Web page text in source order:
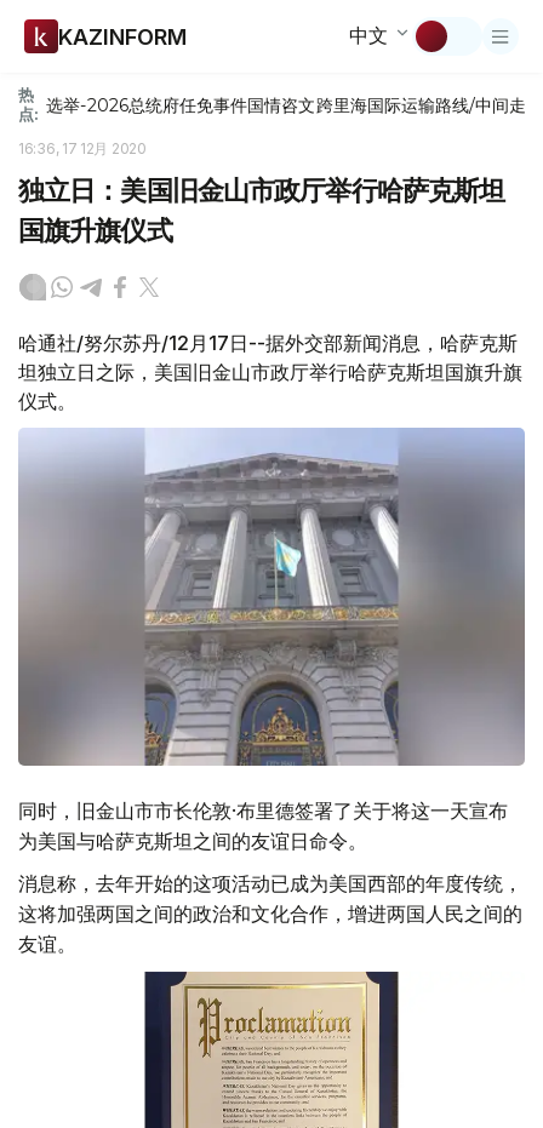
KAZINFORM 中文
热
点: 选举-2026总统府任免事件国情咨文跨里海国际运输路线/中间走廊
16:36, 17 12月 2020
独立日：美国旧金山市政厅举行哈萨克斯坦
国旗升旗仪式
哈通社/努尔苏丹/12月17日--据外交部新闻消息，哈萨克斯
坦独立日之际，美国旧金山市政厅举行哈萨克斯坦国旗升旗
仪式。
同时，旧金山市市长伦敦·布里德签署了关于将这一天宣布
为美国与哈萨克斯坦之间的友谊日命令。
消息称，去年开始的这项活动已成为美国西部的年度传统，
这将加强两国之间的政治和文化合作，增进两国人民之间的
友谊。